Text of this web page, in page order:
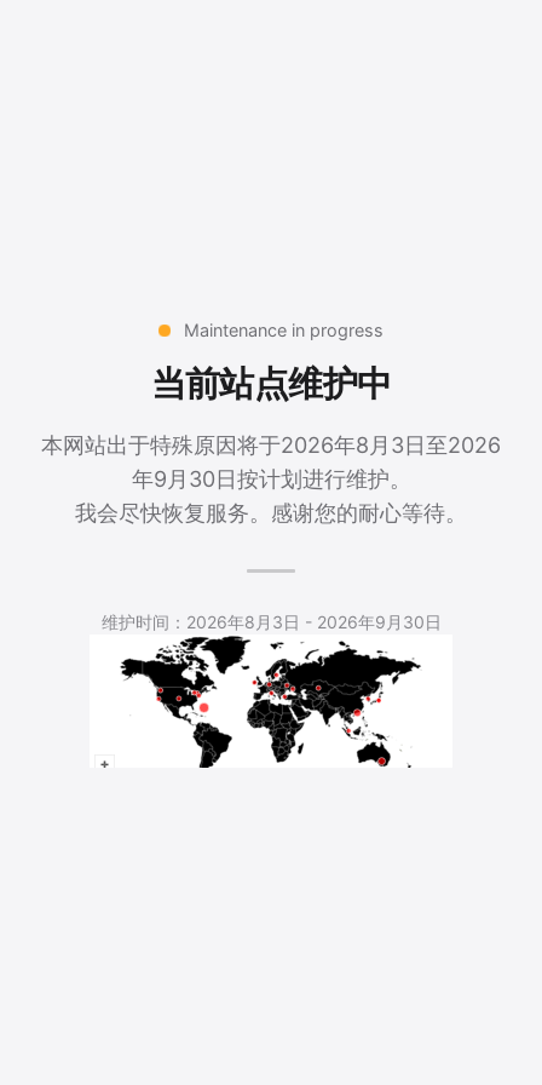
Maintenance in progress
当前站点维护中
本网站出于特殊原因将于2026年8月3日至2026
年9月30日按计划进行维护。
我会尽快恢复服务。感谢您的耐心等待。
维护时间：2026年8月3日 - 2026年9月30日
5,539 Total Pageviews